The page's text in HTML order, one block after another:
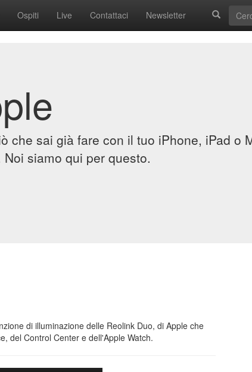
Ospiti Live Contattaci Newsletter
che sai già fare con il tuo iPhone, iPad o
siamo qui per questo.
di illuminazione delle Reolink Duo, di Apple che
del Control Center e dell'Apple Watch.